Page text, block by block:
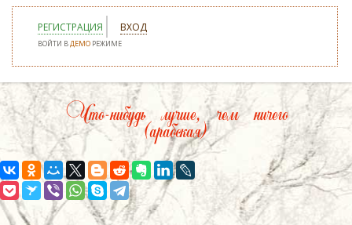
РЕГИСТРАЦИЯ ВХОД
ВОЙТИ ВДЕМО РЕЖИМЕ
Что-нибудь лучше, чем ничего
(арабская)